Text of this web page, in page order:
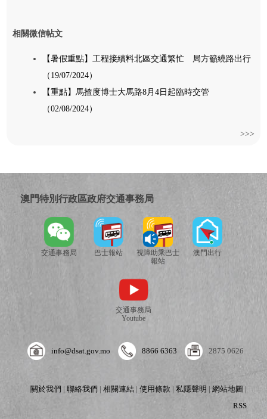
相關微信帖文
【暑假重點】工程接續料北區交通繁忙 局方籲繞路出行
（19/07/2024）
【重點】馬揸度博士大馬路8月4日起臨時交管
（02/08/2024）
>>>
澳門特別行政區政府交通事務局
交通事務局 巴士報站
視障助乘巴士
報站
澳門出行
交通事務局
Youtube
info@dsat.gov.mo 8866 6363 2875 0626
關於我們 |聯絡我們 |相關連結 |使用條款 |私隱聲明 |網站地圖 |
RSS